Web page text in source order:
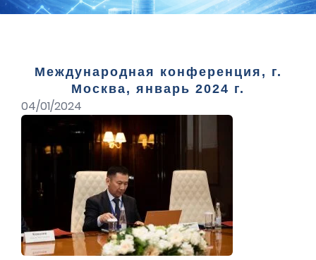
Международная конференция, г.
Москва, январь 2024 г.
04/01/2024